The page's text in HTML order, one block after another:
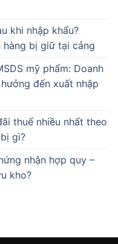
khi nhập khẩu?
hàng bị giữ tại cảng
mỹ phẩm: Doanh
đến xuất nhập
thuế nhiều nhất theo
gì?
nhận hợp quy –
kho?